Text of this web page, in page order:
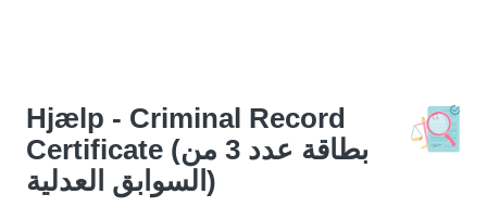
Hjælp - Criminal Record
Certificate (بطاقة عدد 3 من
السوابق العدلية)